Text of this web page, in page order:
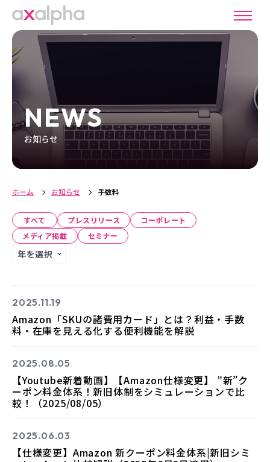
NEWS
お知らせ
ホーム お知らせ 手数料
すべて プレスリリース
コーポレート
メディア掲載
セミナー
2025.11.19
Amazon「SKUの諸費用カード」とは？利益・手数
料・在庫を見える化する便利機能を解説
2025.08.05
【Youtube新着動画】【Amazon仕様変更】 ”新”ク
ーポン料金体系！新旧体制をシミュレーションで比
較！（2025/08/05）
2025.06.03
【仕様変更】Amazon 新クーポン料金体系|新旧シミ